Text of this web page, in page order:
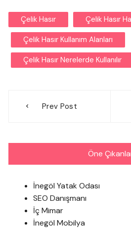
Çelik Hasır Çelik Hasır
Çelik Hasır Kullanım Alanları
Çelik Hasır Nerelerde Kullanılır
gezinmesi
Prev Post
Öne
İnegöl Yatak Odası
SEO Danışmanı
İç Mimar
İnegöl Mobilya